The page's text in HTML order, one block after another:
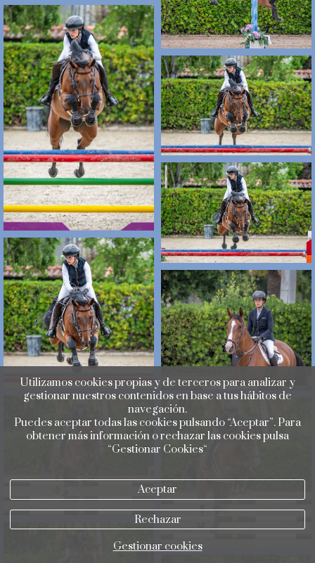
Utilizamos cookies propias y de terceros para analizar y
gestionar nuestros contenidos en base a tus hábitos de
navegación.
Puedes aceptar todas las cookies pulsando “Aceptar”. Para
obtener más información o rechazar las cookies pulsa
“Gestionar Cookies“
Aceptar
Rechazar
Gestionar cookies